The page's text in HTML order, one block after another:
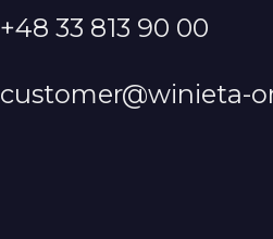
+48 33 813 90 00
customer@winieta-